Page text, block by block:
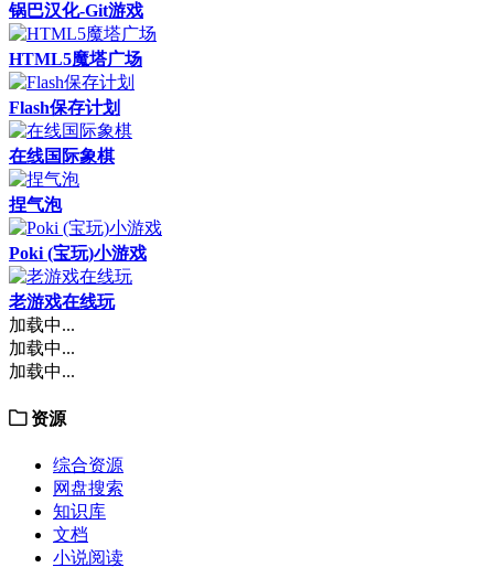
锅巴汉化-Git游戏
HTML5魔塔广场
Flash保存计划
在线国际象棋
捏气泡
Poki (宝玩)小游戏
老游戏在线玩
加载中...
加载中...
加载中...
资源
综合资源
网盘搜索
知识库
文档
小说阅读